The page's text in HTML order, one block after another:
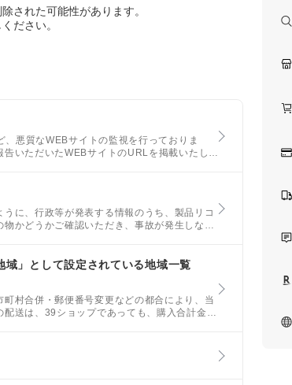
された可能性があります。
ださい。
悪質なWEBサイトの監視を行っておりま
いただいたWEBサイトのURLを掲載いたしま
に、行政等が発表する情報のうち、製品リコ
かどうかご確認いただき、事故が発生しない
域」として設定されている地域一覧
村合併・郵便番号変更などの都合により、当
送は、39ショップであっても、購入合計金額